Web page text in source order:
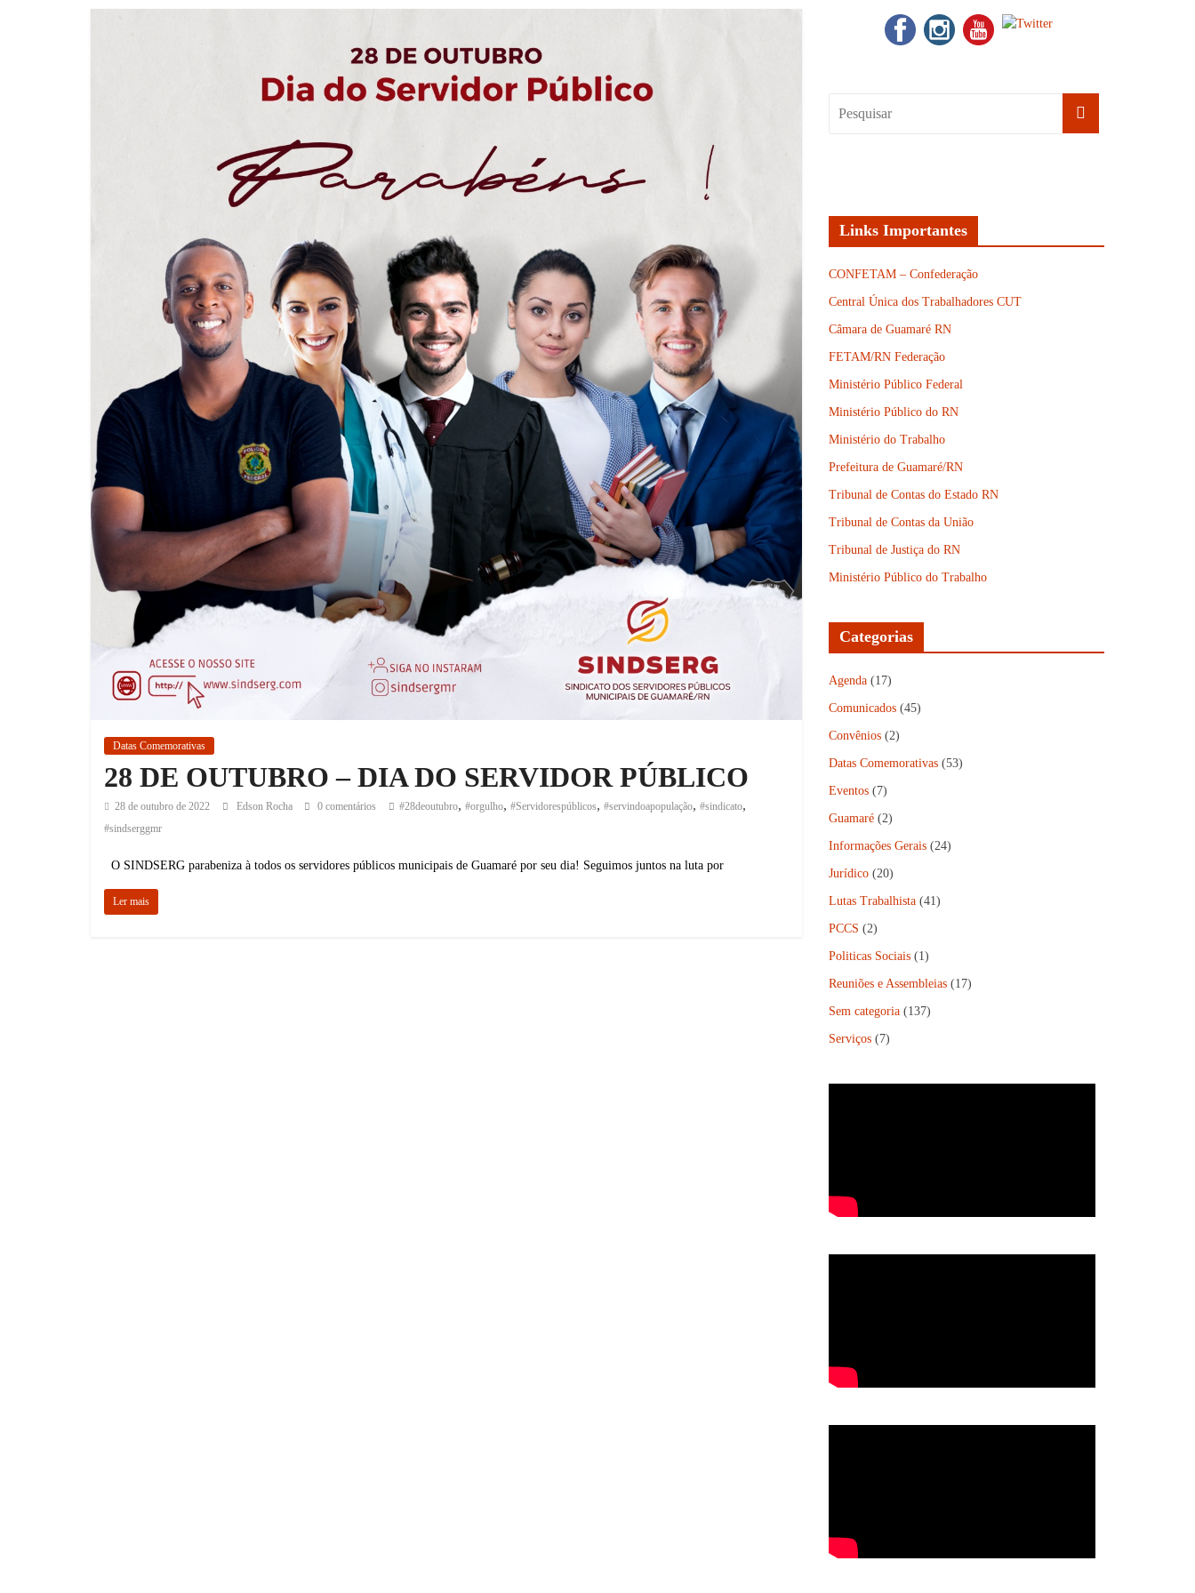
Datas Comemorativas
28 DE OUTUBRO – DIA DO SERVIDOR PÚBLICO
28 de outubro de 2022 Edson Rocha 0 comentários #28deoutubro, #orgulho, #Servidorespúblicos, #servindoapopulação, #sindicato,
#sindserggmr
O SINDSERG parabeniza à todos os servidores públicos municipais de Guamaré por seu dia! Seguimos juntos na luta por
Ler mais
Links Importantes
CONFETAM – Confederação
Central Única dos Trabalhadores CUT
Câmara de Guamaré RN
FETAM/RN Federação
Ministério Público Federal
Ministério Público do RN
Ministério do Trabalho
Prefeitura de Guamaré/RN
Tribunal de Contas do Estado RN
Tribunal de Contas da União
Tribunal de Justiça do RN
Ministério Público do Trabalho
Categorias
Agenda (17)
Comunicados (45)
Convênios (2)
Datas Comemorativas (53)
Eventos (7)
Guamaré (2)
Informações Gerais (24)
Jurídico (20)
Lutas Trabalhista (41)
PCCS (2)
Politicas Sociais (1)
Reuniões e Assembleias (17)
Sem categoria (137)
Serviços (7)